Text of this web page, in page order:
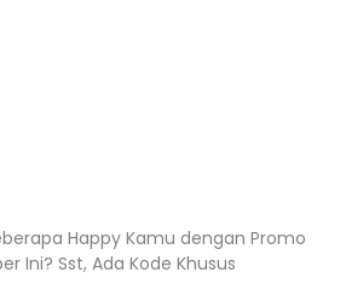
Happy Kamu dengan Promo
Ini? Sst, Ada Kode Khusus